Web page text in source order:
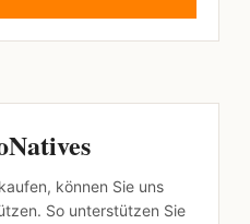
können Sie uns
So unterstützen Sie